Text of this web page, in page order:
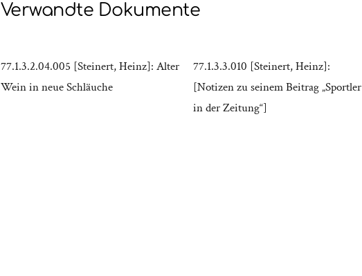
Verwandte Dokumente
77.1.3.2.04.005 [Steinert, Heinz]: Alter
Wein in neue Schläuche
77.1.3.3.010 [Steinert, Heinz]:
[Notizen zu seinem Beitrag „Sportler
in der Zeitung“]